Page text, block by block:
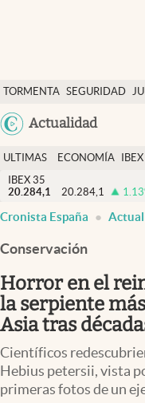
TORMENTA SEGURIDAD
Actualidad
Economía y finanzas
Política
Actualidad
Criptomonedas
España
ULTIMAS
NOTICIAS
ECONOMÍA
FINANZAS
IBEX
IBEX 35
20.284,1
20.284,1 1.13
Cronista España
Conservación
Horror en el
la serpiente
Asia tras
Científicos
Hebius petersii, vista
primeras fotos de un